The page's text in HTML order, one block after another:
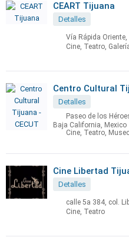
CEART Tijuana
Detalles
Vía Rápida
Cine, Teatro,
Centro Cultural
Detalles
Paseo de los
Baja California, Mexico
Cine, Teatro,
Cine Libertad
Detalles
calle 5a 384, col.
Cine, Teatro